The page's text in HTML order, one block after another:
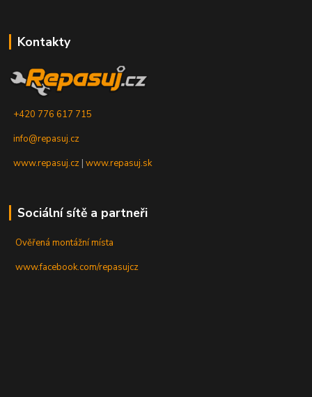
Kontakty
+420 776 617 715
info@repasuj.cz
www.repasuj.cz |www.repasuj.sk
Sociální sítě a partneři
Ověřená montážní místa
www.facebook.com/repasujcz